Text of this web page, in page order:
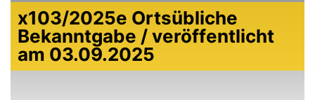
x103/2025e Ortsübliche
Bekanntgabe / veröffentlicht
am 03.09.2025